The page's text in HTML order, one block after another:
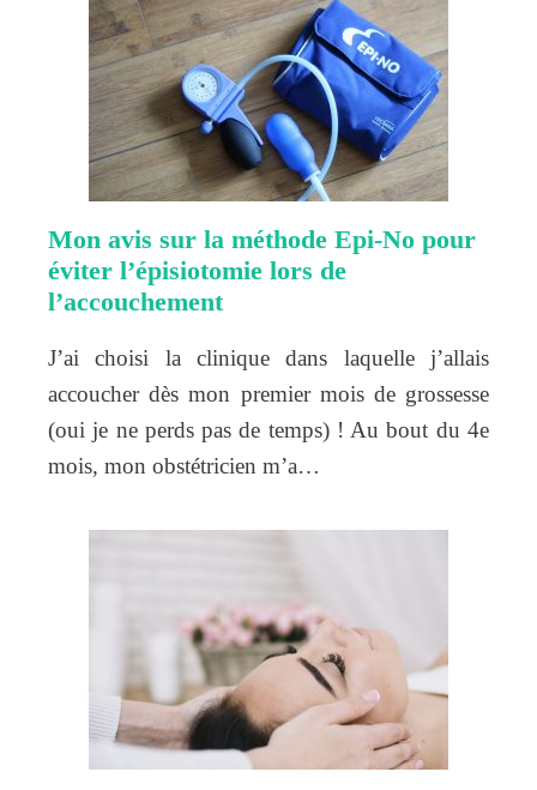
Mon avis sur la méthode Epi-No pour
éviter l’épisiotomie lors de
l’accouchement
J’ai choisi la clinique dans laquelle j’allais
accoucher dès mon premier mois de grossesse
(oui je ne perds pas de temps) ! Au bout du 4e
mois, mon obstétricien m’a…